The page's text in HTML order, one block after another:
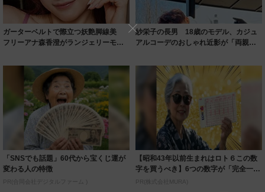
ガーターベルトで際立つ妖艶脚線美
フリーアナ森香澄がランジェリーモデ
紗栄子の長男 18歳のモデル、カジュ
アルコーデのおしゃれ近影が「両親の
「SNSでも話題」60代から宝くじ運が
変わる人の特徴
PR(合同会社デジタルファーム )
【昭和43年以前生まれはロト６この数
字を買うべき】6つの数字が「完全一
致」する方...
PR(株式会社MURA)